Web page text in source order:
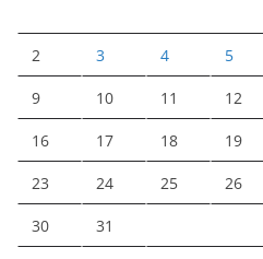
2 3 4 5
9 10 11 12
16 17 18 19
23 24 25 26
30 31